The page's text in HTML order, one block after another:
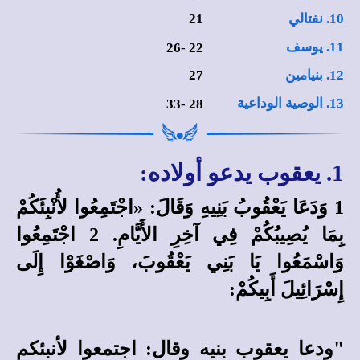
10. نفتالي
21
11. يوسف
22
-
26
12. بنيامين
27
13. الوصية الوداعية
28
-
33
1. يعقوب يدعو أولاده:
1 وَدَعَا يَعْقُوبُ بَنِيهِ وَقَالَ: «اجْتَمِعُوا لأُنْبِئَكُمْ
بِمَا يُصِيبُكُمْ فِي آخِرِ الأَيَّامِ. 2 اجْتَمِعُوا
وَاسْمَعُوا يَا بَنِي يَعْقُوبَ، وَاصْغَوْا إِلَى
إِسْرَائِيلَ أَبِيكُمْ:
"ودعا يعقوب بنيه وقال: اجتمعوا لأنبئكم